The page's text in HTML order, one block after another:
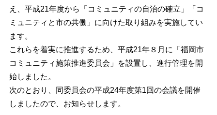
え、平成21年度から「コミュニティの自治の確立」「コ
ミュニティと市の共働」に向けた取り組みを実施してい
ます。
これらを着実に推進するため、平成21年８月に「福岡市
コミュニティ施策推進委員会」を設置し、進行管理を開
始しました。
次のとおり、同委員会の平成24年度第1回の会議を開催
しましたので、お知らせします。